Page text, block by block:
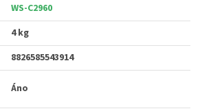
WS-C2960
4 kg
8826585543914
Áno